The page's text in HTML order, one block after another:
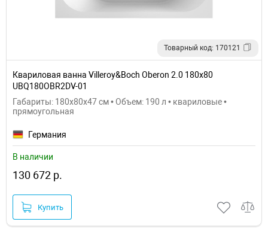
Товарный код: 170121
Квариловая ванна Villeroy&Boch Oberon 2.0 180x80
UBQ180OBR2DV-01
Габариты: 180x80x47 см • Объем: 190 л • квариловые •
прямоугольная
Германия
В наличии
130 672 р.
Купить